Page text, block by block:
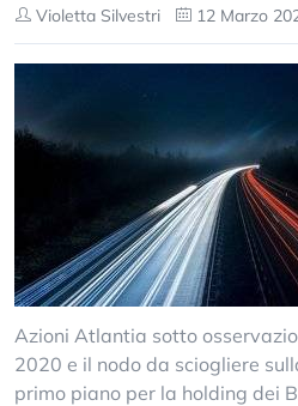
Violetta Silvestri 12 Marzo
Azioni Atlantia sotto
2020 e il nodo da sciogliere
primo piano per la holding dei